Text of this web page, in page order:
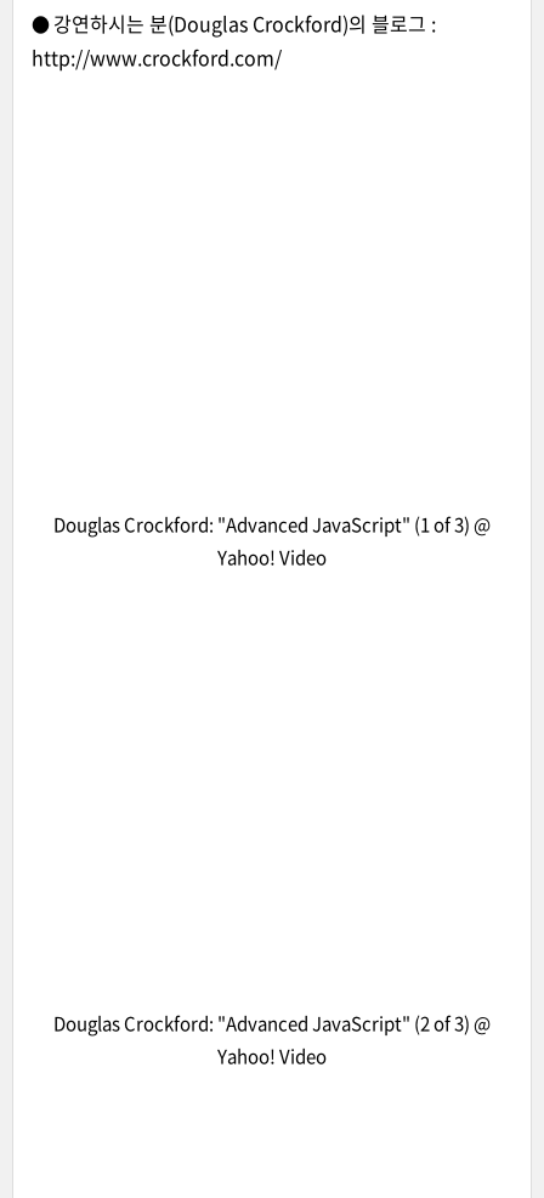
●강연하시는 분(Douglas Crockford)의 블로그 :
http://www.crockford.com/
Douglas Crockford: "Advanced JavaScript" (1 of 3)@
Yahoo! Video
Douglas Crockford: "Advanced JavaScript" (2 of 3)@
Yahoo! Video